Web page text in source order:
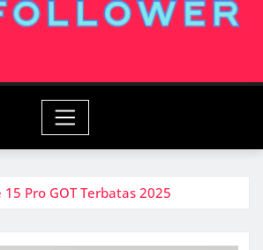
15 Pro GOT Terbatas 2025